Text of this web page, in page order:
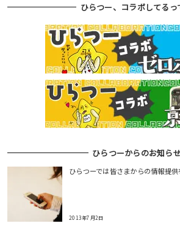
ビ
ひらつー、コラボしてるっ
ひらつーからのお知らせ
ひらつーでは皆さまからの情報提
2013年7月2日